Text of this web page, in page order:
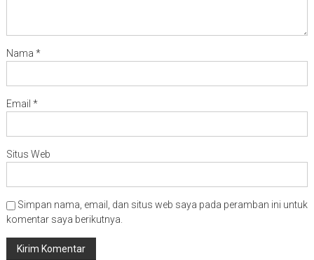
Nama *
Email *
Situs Web
Simpan nama, email, dan situs web saya pada peramban ini untuk
komentar saya berikutnya.